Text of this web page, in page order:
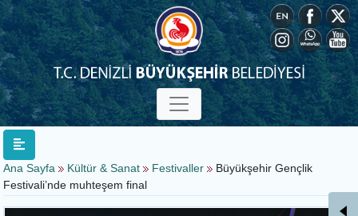
Ana Sayfa Kültür & Sanat Festivaller
Büyükşehir Gençlik
Festivali’nde muhteşem final